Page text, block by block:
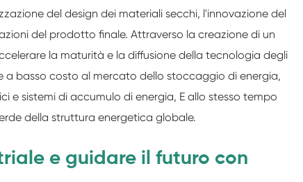
del design dei materiali secchi, l'innovazione del
del prodotto finale. Attraverso la creazione di un
la maturità e la diffusione della tecnologia degli
basso costo al mercato dello stoccaggio di energia,
e sistemi di accumulo di energia, E allo stesso tempo
della struttura energetica globale.
e guidare il futuro con